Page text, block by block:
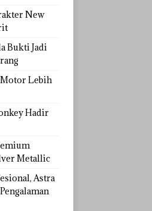
New
Bukti Jadi
Motor Lebih
Hadir
Metallic
Astra